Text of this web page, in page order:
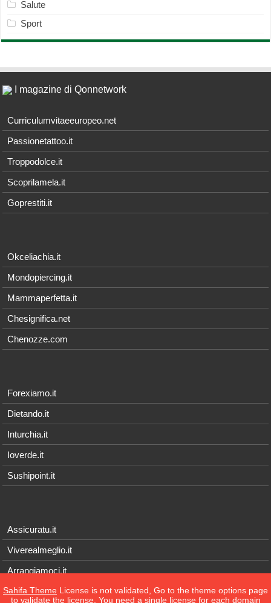
Salute
Sport
I magazine di Qonnetwork
Curriculumvitaeeuropeo.net
Passionetattoo.it
Troppodolce.it
Scoprilamela.it
Goprestiti.it
Okceliachia.it
Mondopiercing.it
Mammaperfetta.it
Chesignifica.net
Chenozze.com
Forexiamo.it
Dietando.it
Inturchia.it
Ioverde.it
Sushipoint.it
Assicuratu.it
Viverealmeglio.it
Arrangiamoci.it
Tecnichef.it
Sahifa Theme License is not validated, Go to the theme options page
to validate the license, You need a single license for each domain